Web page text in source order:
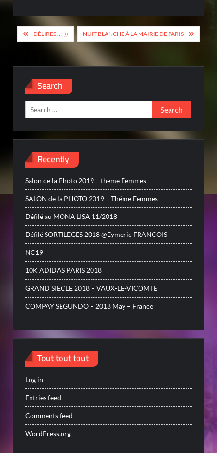
Post
navigation
DÉLIRES .. :-)) NUIT BLANCHE À LA MAIRIE DE PARIS
Search
Search
for:
Recently
Salon de la Photo 2019 – theme Femmes
SALON de la PHOTO 2019 – Théme Femmes
Défilé au MONA LISA 11/2018
Défilé SORTILEGES 2018 @Eymeric FRANCOIS
NC19
10K ADIDAS PARIS 2018
GRAND SIECLE 2018 – VAUX-LE-VICOMTE
COMPAY SEGUNDO – 2018 May – France
Tout tout tout
Log in
Entries feed
Comments feed
WordPress.org